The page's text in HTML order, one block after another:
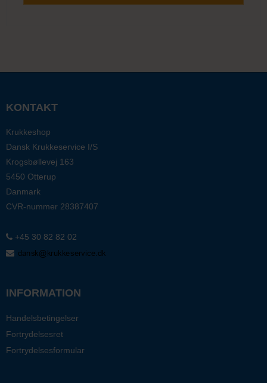
KONTAKT
Krukkeshop
Dansk Krukkeservice I/S
Krogsbøllevej 163
5450 Otterup
Danmark
CVR-nummer 28387407
+45 30 82 82 02
INFORMATION
Handelsbetingelser
Fortrydelsesret
Fortrydelsesformular